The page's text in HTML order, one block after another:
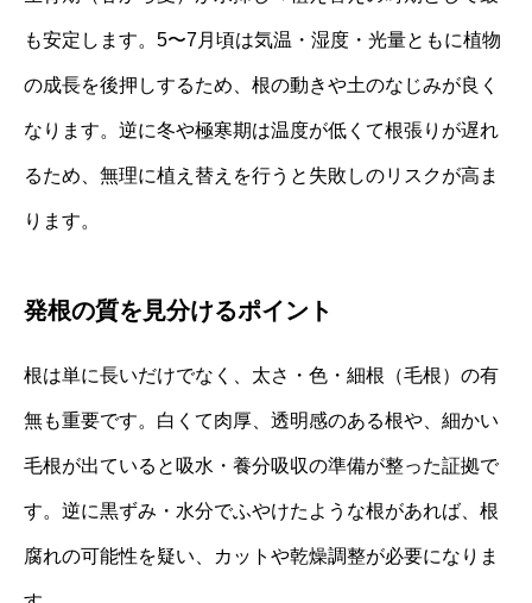
も安定します。5〜7月頃は気温・湿度・光量ともに植物
の成長を後押しするため、根の動きや土のなじみが良く
なります。逆に冬や極寒期は温度が低くて根張りが遅れ
るため、無理に植え替えを行うと失敗しのリスクが高ま
ります。
発根の質を見分けるポイント
根は単に長いだけでなく、太さ・色・細根（毛根）の有
無も重要です。白くて肉厚、透明感のある根や、細かい
毛根が出ていると吸水・養分吸収の準備が整った証拠で
す。逆に黒ずみ・水分でふやけたような根があれば、根
腐れの可能性を疑い、カットや乾燥調整が必要になりま